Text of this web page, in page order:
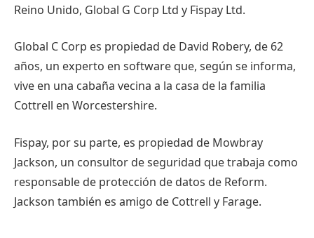
Reino Unido, Global G Corp Ltd y Fispay Ltd.
Global C Corp es propiedad de David Robery, de 62
años, un experto en software que, según se informa,
vive en una cabaña vecina a la casa de la familia
Cottrell en Worcestershire.
Fispay, por su parte, es propiedad de Mowbray
Jackson, un consultor de seguridad que trabaja como
responsable de protección de datos de Reform.
Jackson también es amigo de Cottrell y Farage.